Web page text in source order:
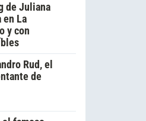
de Juliana
en La
y con
Rud, el
de